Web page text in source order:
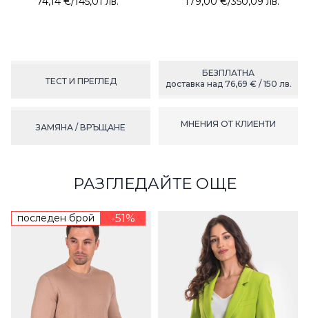
ТЕСТ И ПРЕГЛЕД
БЕЗПЛАТНА
доставка над 76,69 € / 150 лв.
ЗАМЯНА / ВРЪЩАНЕ МНЕНИЯ ОТ КЛИЕНТИ
РАЗГЛЕДАЙТЕ ОЩЕ
последен брой -51%